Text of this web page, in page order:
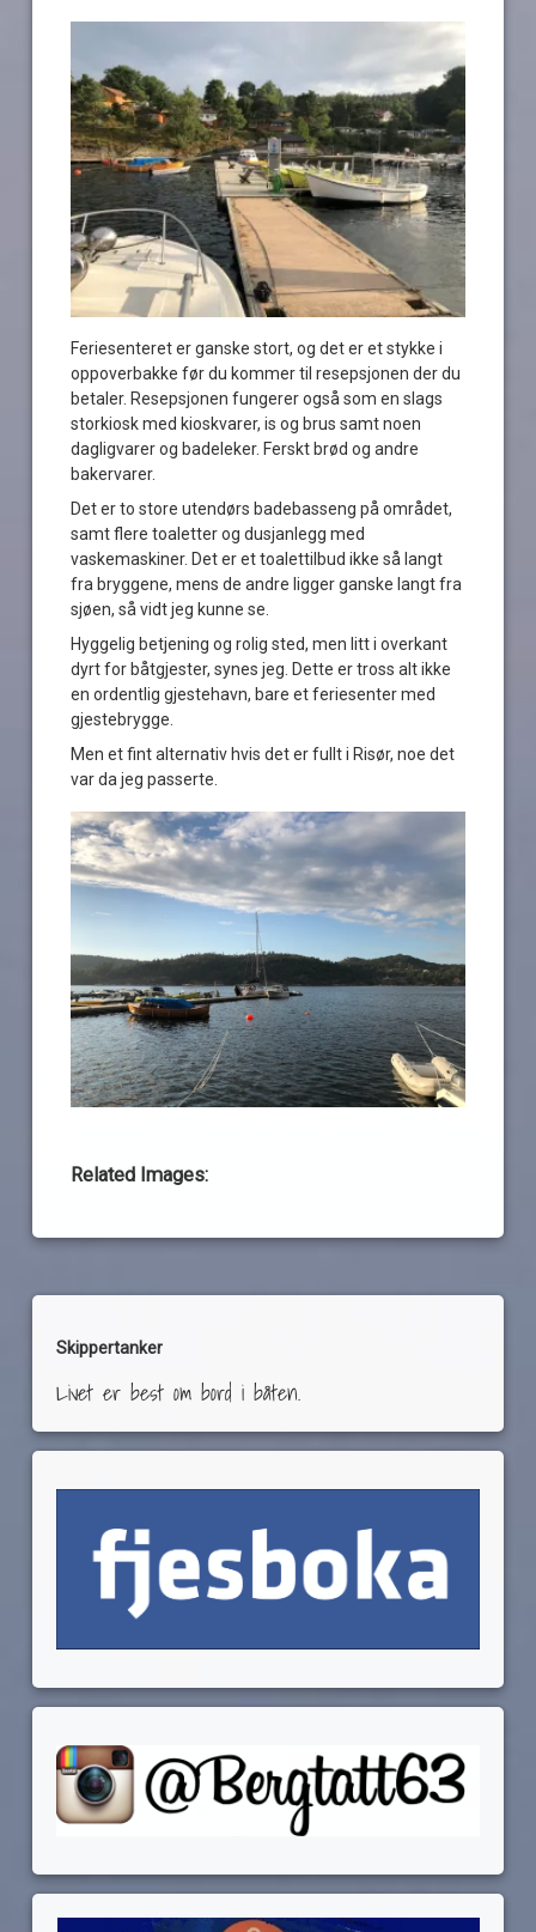
Feriesenteret er ganske stort, og det er et stykke i
oppoverbakke før du kommer til resepsjonen der du
betaler. Resepsjonen fungerer også som en slags
storkiosk med kioskvarer, is og brus samt noen
dagligvarer og badeleker. Ferskt brød og andre
bakervarer.
Det er to store utendørs badebasseng på området,
samt flere toaletter og dusjanlegg med
vaskemaskiner. Det er et toalettilbud ikke så langt
fra bryggene, mens de andre ligger ganske langt fra
sjøen, så vidt jeg kunne se.
Hyggelig betjening og rolig sted, men litt i overkant
dyrt for båtgjester, synes jeg. Dette er tross alt ikke
en ordentlig gjestehavn, bare et feriesenter med
gjestebrygge.
Men et fint alternativ hvis det er fullt i Risør, noe det
var da jeg passerte.
Related Images:
Skippertanker
Livet er best om bord i båten.